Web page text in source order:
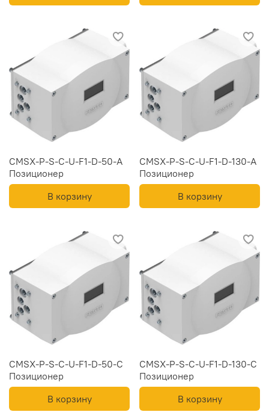
CMSX-P-S-C-U-F1-D-50-A
Позиционер
В корзину
CMSX-P-S-C-U-F1-D-130-A
Позиционер
В корзину
CMSX-P-S-C-U-F1-D-50-C
Позиционер
В корзину
CMSX-P-S-C-U-F1-D-130-C
Позиционер
В корзину